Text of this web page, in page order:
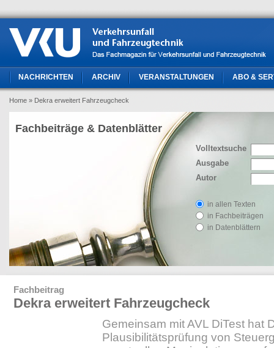
NACHRICHTEN ARCHIV VERANSTALTUNGEN ABO &
Home » Dekra erweitert Fahrzeugcheck
Volltextsuche
Ausgabe
Autor
in allen Texten
in Fachbeiträgen
in Datenblättern
Fachbeiträge & Datenblätter
Fachbeitrag
Dekra erweitert Fahrzeugcheck
Gemeinsam mit AVL DiTest hat
Plausibilitätsprüfung von